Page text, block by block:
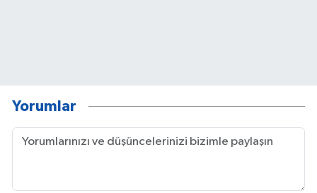
Yorumlar